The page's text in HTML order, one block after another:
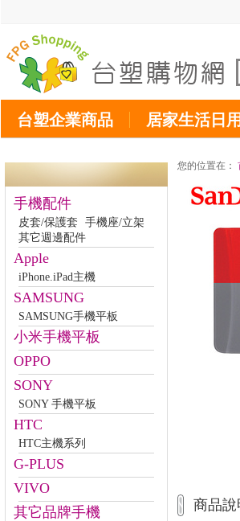
台塑企業商品 居家生活日用
手機配件
皮套/保護套
手機座/立架
其它週邊配件
Apple
iPhone.iPad主機
SAMSUNG
SAMSUNG手機平板
小米手機平板
OPPO
SONY
SONY 手機平板
HTC
HTC主機系列
G-PLUS
VIVO
其它品牌手機
您的位置在：
商品說